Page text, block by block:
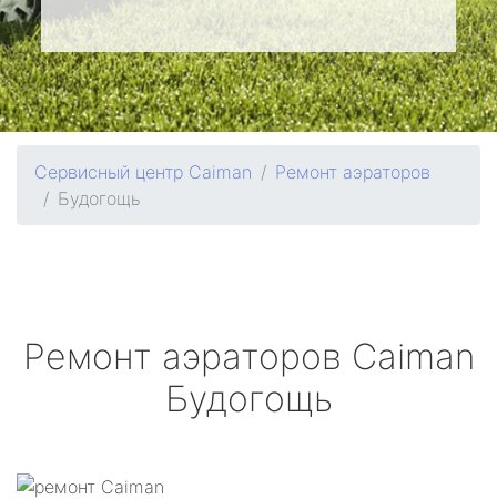
Сервисный центр Caiman
Ремонт аэраторов
Будогощь
Ремонт аэраторов Caiman
Будогощь